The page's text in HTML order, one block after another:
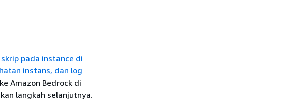
pada instance di
instans, dan log
Amazon Bedrock di
langkah selanjutnya.